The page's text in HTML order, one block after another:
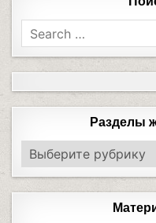
Разделы